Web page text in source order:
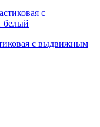
с выдвижным